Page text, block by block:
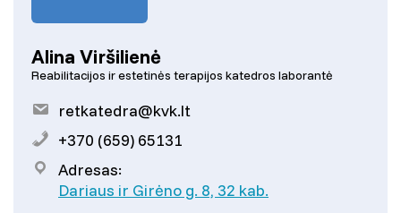
Alina Viršilienė
Reabilitacijos ir estetinės terapijos katedros laborantė
retkatedra@kvk.lt
+370 (659) 65131
Adresas:
Dariaus ir Girėno g. 8, 32 kab.